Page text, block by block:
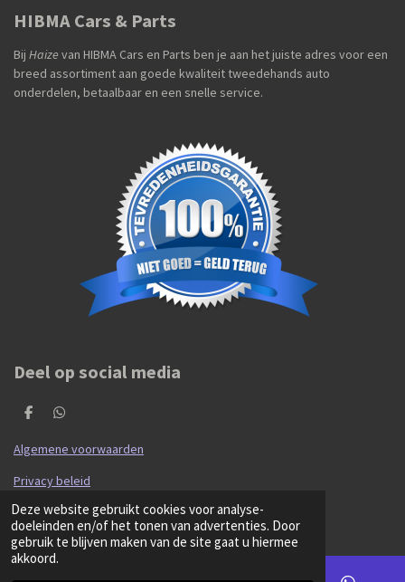
Deze website gebruikt cookies voor analyse-
doeleinden en/of het tonen van advertenties. Door
gebruik te blijven maken van de site gaat u hiermee
akkoord.
HIBMA Cars & Parts
Bij Haizevan HIBMA Cars en Parts ben je aan het juiste adres voor een
breed assortiment aan goede kwaliteit tweedehands auto
onderdelen, betaalbaar en een snelle service.
Deel op social media
D
l
e
D
l
e
Algemene voorwaarden
Privacy beleid
Powered by JouwWeb